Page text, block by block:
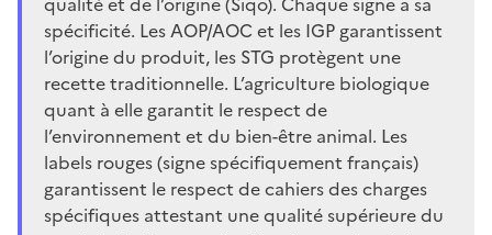
spécificité. Les AOP/AOC et les IGP garantissent
l’origine du produit, les STG protègent une
recette traditionnelle. L’agriculture biologique
quant à elle garantit le respect de
l’environnement et du bien-être animal. Les
labels rouges (signe spécifiquement français)
garantissent le respect de cahiers des charges
spécifiques attestant une qualité supérieure du